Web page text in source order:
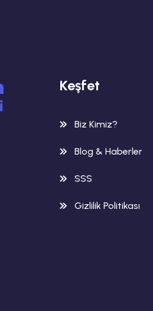
Keşfet
Biz Kimiz?
Blog & Haberler
SSS
Gizlilik Politikası